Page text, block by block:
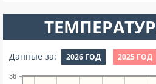
Данные за: 2026 ГОД 2025 ГОД
36